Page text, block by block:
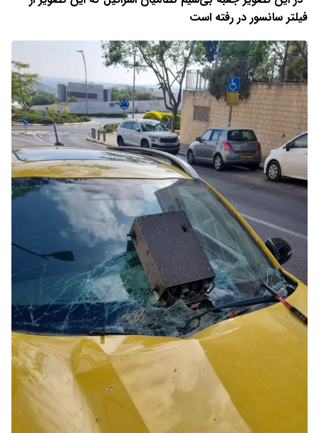
فیلتر سانسور در رفته است